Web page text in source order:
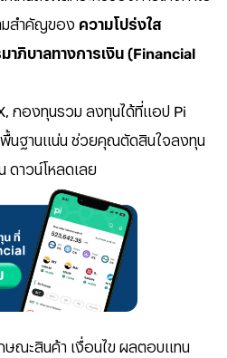
มสำคัญของ ความโปร่งใส
าภิบาลทางการเงิน (Financial
กองทุนรวม ลงทุนได้ที่แอป Pi
นฐานแน่น ช่วยคุณตัดสินใจลงทุน
ดาวน์โหลดเลย
ษณะสินค้า เงื่อนไข ผลตอบแทน